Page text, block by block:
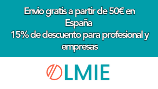
Envio gratis a partir de 50€ en
España
15% de descuento para profesional y
empresas